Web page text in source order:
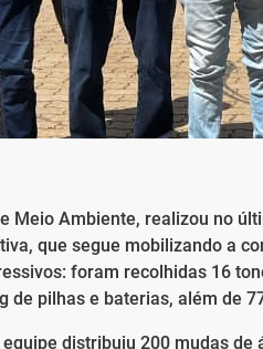
Meio Ambiente, realizou no
que segue mobilizando a
foram recolhidas 16
de pilhas e baterias, além de
distribuiu 200 mudas de